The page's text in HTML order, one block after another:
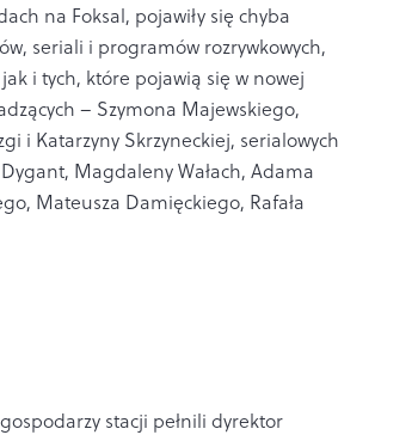
na Foksal, pojawiły się chyba
seriali i programów rozrywkowych,
i tych, które pojawią się w nowej
– Szymona Majewskiego,
i Katarzyny Skrzyneckiej, serialowych
Magdaleny Wałach, Adama
Mateusza Damięckiego, Rafała
stacji pełnili dyrektor